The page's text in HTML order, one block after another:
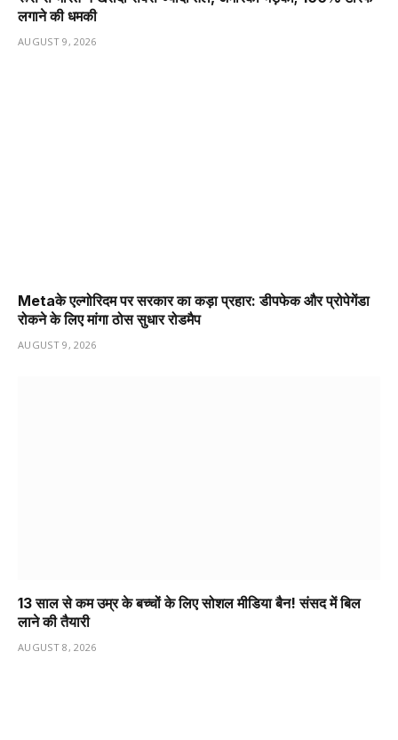
लगाने की धमकी
AUGUST 9, 2026
Metaके एल्गोरिदम पर सरकार का कड़ा प्रहार: डीपफेक और प्रोपेगेंडा
रोकने के लिए मांगा ठोस सुधार रोडमैप
AUGUST 9, 2026
13 साल से कम उम्र के बच्चों के लिए सोशल मीडिया बैन! संसद में बिल
लाने की तैयारी
AUGUST 8, 2026